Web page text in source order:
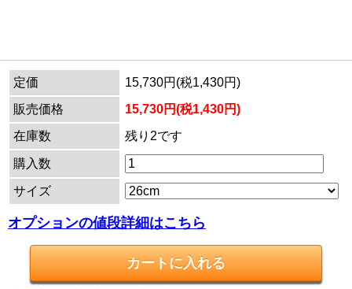
定価
15,730円(税1,430円)
販売価格
15,730円(税1,430円)
在庫数
残り2です
購入数
サイズ
オプションの値段詳細はこちら